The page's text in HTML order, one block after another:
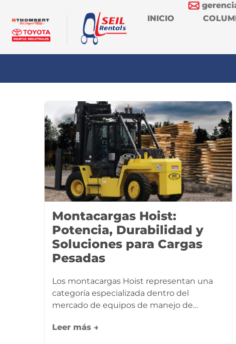
INICIO
Montacargas Hoist:
Potencia, Durabilidad y
Soluciones para Cargas
Pesadas
Los montacargas Hoist representan una
categoría especializada dentro del
mercado de equipos de manejo de…
Leer más →